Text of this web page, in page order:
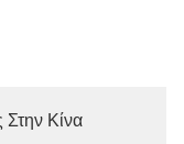
Στην Κίνα